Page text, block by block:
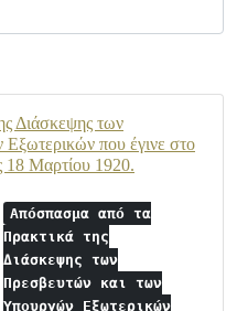
Διάσκεψης των
που έγινε στο
18 Μαρτίου 1920.
Απόσπασμα από τα
Πρακτικά της
Διάσκεψης των
Πρεσβευτών και των
Υπουργών Εξωτερικών